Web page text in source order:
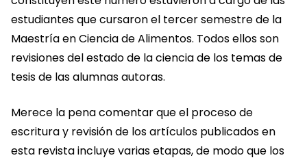
estudiantes que cursaron el tercer semestre de la
Maestría en Ciencia de Alimentos. Todos ellos son
revisiones del estado de la ciencia de los temas de
tesis de las alumnas autoras.
Merece la pena comentar que el proceso de
escritura y revisión de los artículos publicados en
esta revista incluye varias etapas, de modo que los